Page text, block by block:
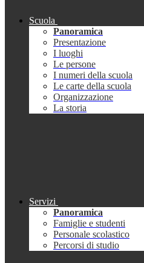
Scuola
Panoramica
Presentazione
I luoghi
Le persone
I numeri della scuola
Le carte della scuola
Organizzazione
La storia
Servizi
Panoramica
Famiglie e studenti
Personale scolastico
Percorsi di studio